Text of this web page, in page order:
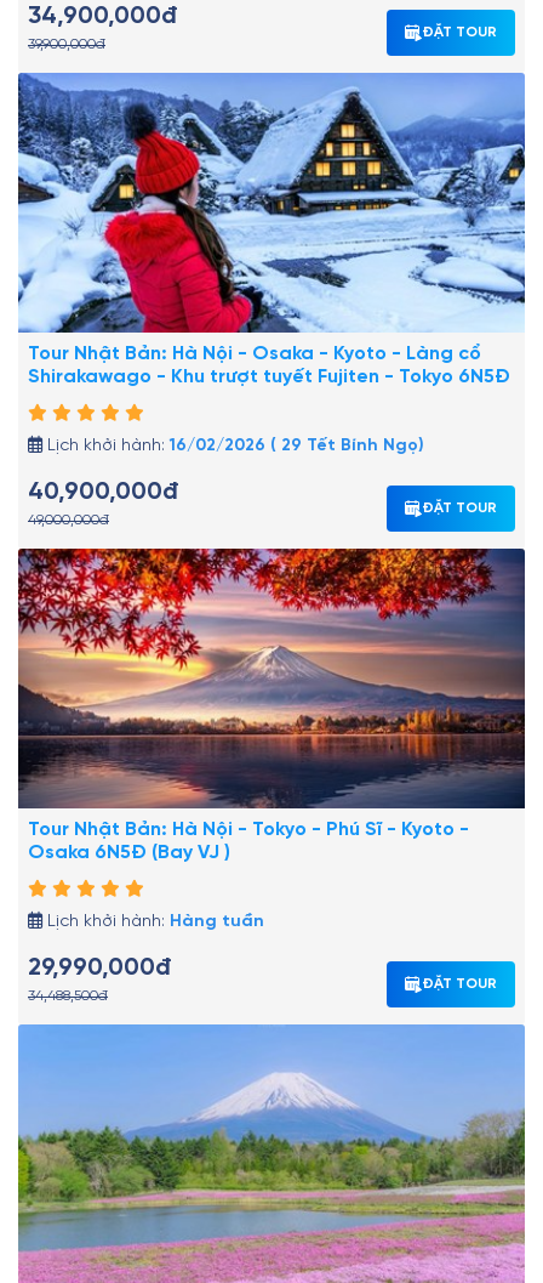
34,900,000đ
39,900,000đ
ĐẶT TOUR
Tour Nhật Bản: Hà Nội - Osaka - Kyoto - Làng cổ
Shirakawago - Khu trượt tuyết Fujiten - Tokyo 6N5Đ
Lịch khởi hành:16/02/2026 ( 29 Tết Bính Ngọ)
40,900,000đ
49,000,000đ
ĐẶT TOUR
Tour Nhật Bản: Hà Nội - Tokyo - Phú Sĩ - Kyoto -
Osaka 6N5Đ (Bay VJ )
Lịch khởi hành: Hàng tuần
29,990,000đ
34,488,500đ
ĐẶT TOUR